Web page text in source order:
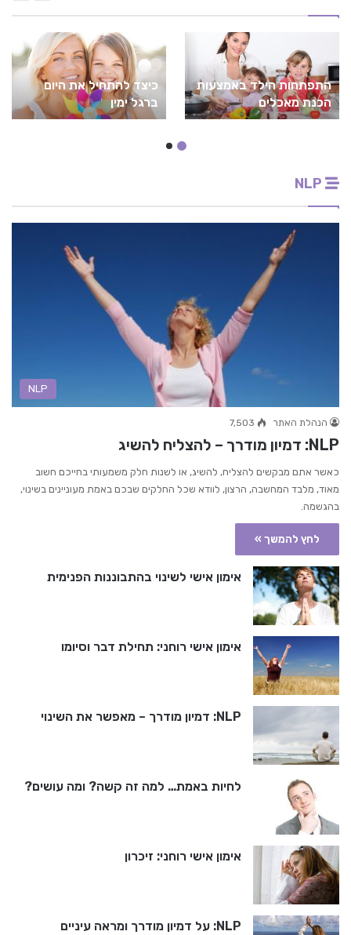
התפתחות הילד באמצעות
הכנת מאכלים
כיצד להתחיל את היום
ברגל ימין
NLP
הנהלת האתר 7,503
NLP: דמיון מודרך – להצליח להשיג
כאשר אתם מבקשים להצליח, להשיג, או לשנות חלק משמעותי בחייכם חשוב
מאוד, מלבד המחשבה, הרצון, לוודא שכל החלקים שבכם באמת מעוניינים בשינוי,
בהגשמה.
לחץ להמשך »
אימון אישי לשינוי בהתבוננות הפנימית
אימון אישי רוחני: תחילת דבר וסיומו
NLP: דמיון מודרך – מאפשר את השינוי
לחיות באמת… למה זה קשה? ומה עושים?
אימון אישי רוחני: זיכרון
NLP: על דמיון מודרך ומראה עיניים